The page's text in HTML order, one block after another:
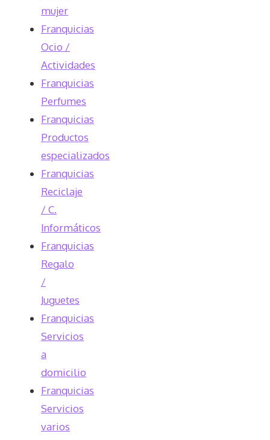
mujer
Franquicias
Ocio /
Actividades
Franquicias
Perfumes
Franquicias
Productos
especializados
Franquicias
Reciclaje
/ C.
Informáticos
Franquicias
Regalo
/
Juguetes
Franquicias
Servicios
a
domicilio
Franquicias
Servicios
varios